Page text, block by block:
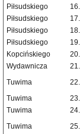
Piłsudskiego
16.
Piłsudskiego
17.
Piłsudskiego
18.
Piłsudskiego
19.
Kopcińskiego
20.
Wydawnicza
21.
Tuwima
22.
Tuwima 23.
Tuwima
24.
Tuwima
25.